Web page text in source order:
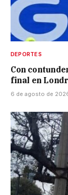
DEPORTES
Con
final en
6 de agosto de